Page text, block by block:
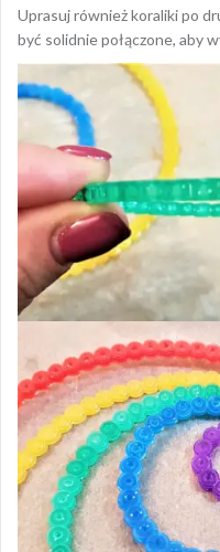
Uprasuj również koraliki po
być solidnie połączone, aby